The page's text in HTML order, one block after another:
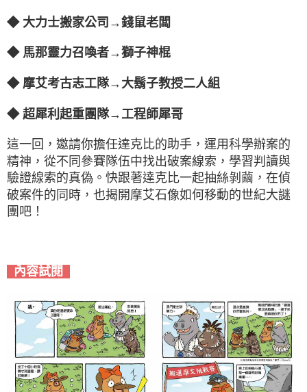
◆ 大力士搬家公司→錢鼠老闆
◆ 馬那靈力召喚者→獅子神棍
◆ 摩艾考古志工隊→大鬍子教授二人組
◆ 超犀利起重團隊→工程師犀哥
這一回，邀請你擔任達克比的助手，運用科學辦案的
精神，從不同參賽隊伍中找出破案線索，學習判讀與
驗證線索的真偽。快跟著達克比一起抽絲剝繭，在偵
破案件的同時，也揭開摩艾石像如何移動的世紀大謎
團吧！
內容試閱